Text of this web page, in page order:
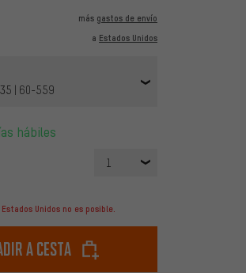
más gastos de envío
a Estados Unidos
26 | 60 mm | 2.35 | 60-559
hábiles
1
Unidos no es posible.
a cesta